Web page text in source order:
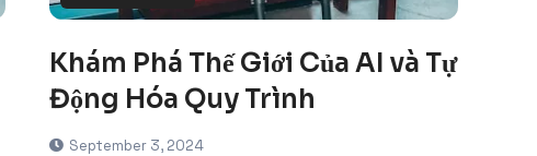
Khám Phá Thế Giới Của AI và Tự
Động Hóa Quy Trình
September 3, 2024